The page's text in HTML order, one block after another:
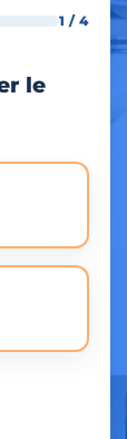
1 / 4
le